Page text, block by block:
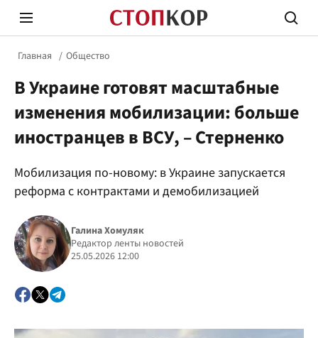
Политика
Главная Общество
В Украине готовят масштабные
изменения мобилизации: больше
иностранцев в ВСУ, – Стерненко
Мобилизация по-новому: в Украине запускается
реформа с контрактами и демобилизацией
Галина Хомуляк
Редактор ленты новостей
25.05.2026 12:00